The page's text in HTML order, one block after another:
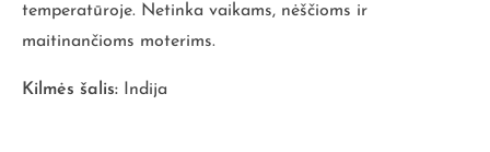
temperatūroje. Netinka vaikams, nėščioms ir
maitinančioms moterims.
Kilmės šalis: Indija